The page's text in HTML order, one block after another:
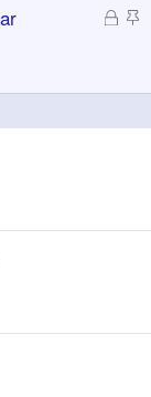
y
Đ
h
a
S
c
y